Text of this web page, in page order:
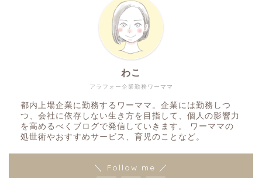
アラフォー企業勤務ワーママ
わこ
都内上場企業に勤務するワーママ。企業には勤務しつ
つ、会社に依存しない生き方を目指して、個人の影響力
を高めるべくブログで発信していきます。 ワーママの
処世術やおすすめサービス、育児のことなど。
＼ Follow me ／